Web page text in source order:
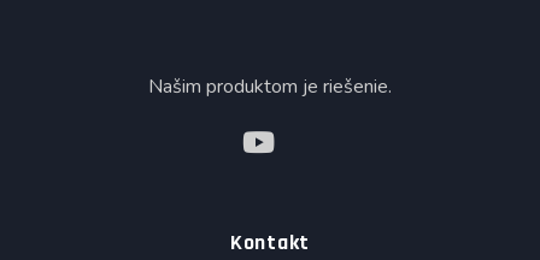
Našim produktom je riešenie.
Kontakt